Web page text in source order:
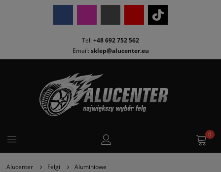
Tel: +48 692 752 562
Email: sklep@alucenter.eu
0
Alucenter Felgi
Aluminiowe